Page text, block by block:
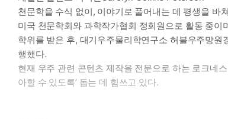
천문학을 수식 없이, 이야기로 풀어내는 데 평생을 바
미국 천문학회와 과학작가협회 정회원으로 활동 중
학위를 받은 후, 대기우주물리학연구소 허블우주망
행했다.
현재 우주 관련 콘텐츠 제작을 전문으로 하는 로크네
아할 수 있도록’ 돕는 데 힘쓰고 있다.